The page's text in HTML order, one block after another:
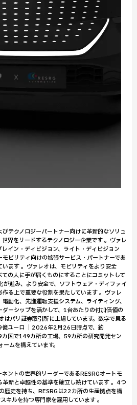
テクノロジーパートナー向けに革新的なソリュ
界をリードするテクノロジー企業です 。ヴァレ
イン・ディビジョン、ライト・ディビジョン
ビリティ向けの拡張サービス・パートナーであ
ます 。ヴァレオは、モビリティをより安全
の人に手が届くものにすることにコミットして
が進み、より安全で、ソフトウェア・ディファイ
る上で重要な役割を果たしています 。ヴァレ
動化、先進運転支援システム、ライティング、
ーシップを活かして、1台あたりの付加価値の
はパリ証券取引所に上場しています。数字で見る
ユーロ ｜2026年2月26日時点で、約
国で149カ所の工場、59カ所の研究開発セン
ムを構えています。
ントの世界的リーダーであるRESRGオートモ
新と卓越性の基準を確立し続けています 。4つ
歴史を持ち、RESRGは22カ所の生産拠点を構
キルを持つ専門家を雇用しています 。